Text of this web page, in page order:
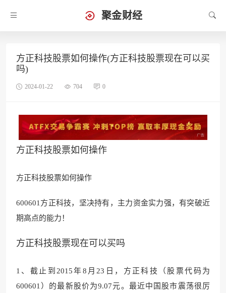
聚金财经
方正科技股票如何操作(方正科技股票现在可以买
吗)
2024-01-22 704 0
方正科技股票如何操作
方正科技股票如何操作
600601方正科技，坚决持有，主力资金实力强，有突破近
期高点的能力！
方正科技股票现在可以买吗
1、截止 到2015年8月23日，方 正科技（股票代码为
600601）的最新股价为9.07元。最近中国股市震荡很厉